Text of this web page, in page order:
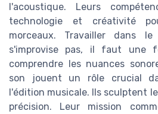
l'acoustique. Leurs
technologie et créativité
morceaux. Travailler dans
s'improvise pas, il faut une
comprendre les nuances
son jouent un rôle crucial
l'édition musicale. Ils sculptent
précision. Leur mission